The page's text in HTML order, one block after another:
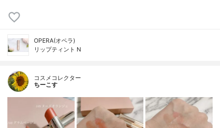
OPERA(オペラ)
リップティント N
コスメコレクター
ちーこす